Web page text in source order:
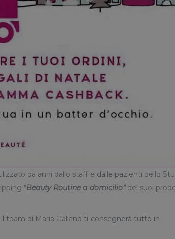
da anni dallo staff e dalle pazienti dello
“Beauty Routine a domicilio”dei suoi
team di Maria Galland ti consegnerà tutto in